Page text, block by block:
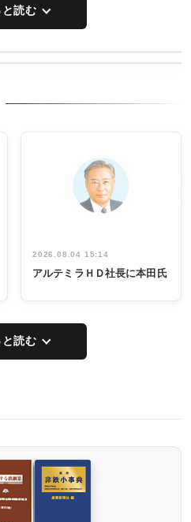
と読む
2026.08.04 15:14
アルテミラＨＤ社長に本田氏
と読む